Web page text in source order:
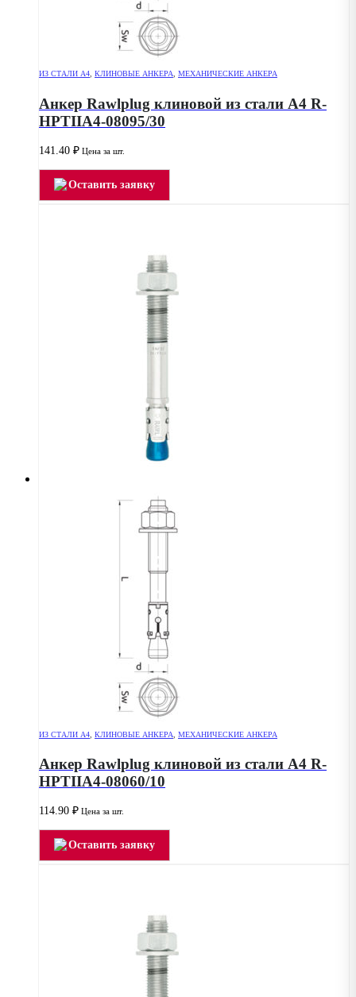
ИЗ СТАЛИ А4, КЛИНОВЫЕ АНКЕРА, МЕХАНИЧЕСКИЕ АНКЕРА
Анкер Rawlplug клиновой из стали А4 R-
HPTIIA4-08095/30
141.40 ₽ Цена за шт.
Оставить заявку
ИЗ СТАЛИ А4 КЛИНОВЫЕ АНКЕРА МЕХАНИЧЕСКИЕ АНКЕРА
Анкер Rawlplug клиновой из стали А4 R-
HPTIIA4-08060/10
114.90 ₽ Цена за шт.
Оставить заявку